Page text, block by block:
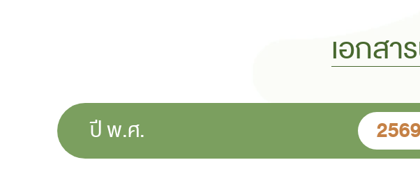
เอกส
ปี พ.ศ. 2569